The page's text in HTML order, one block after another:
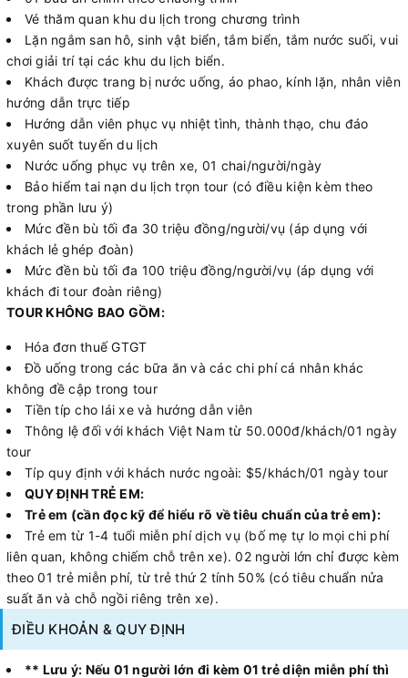
Vé thăm quan khu du lịch trong chương trình
Lặn ngắm san hô, sinh vật biển, tắm biển, tắm nước suối, vui
chơi giải trí tại các khu du lịch biển.
Khách được trang bị nước uống, áo phao, kính lặn, nhân viên
hướng dẫn trực tiếp
Hướng dẫn viên phục vụ nhiệt tình, thành thạo, chu đáo
xuyên suốt tuyến du lịch
Nước uống phục vụ trên xe, 01 chai/người/ngày
Bảo hiểm tai nạn du lịch trọn tour (có điều kiện kèm theo
trong phần lưu ý)
Mức đền bù tối đa 30 triệu đồng/người/vụ (áp dụng với
khách lẻ ghép đoàn)
Mức đền bù tối đa 100 triệu đồng/người/vụ (áp dụng với
khách đi tour đoàn riêng)
TOUR KHÔNG BAO GỒM:
Hóa đơn thuế GTGT
Đồ uống trong các bữa ăn và các chi phí cá nhân khác
không đề cập trong tour
Tiền típ cho lái xe và hướng dẫn viên
Thông lệ đối với khách Việt Nam từ 50.000đ/khách/01 ngày
tour
Típ quy định với khách nước ngoài: $5/khách/01 ngày tour
QUY ĐỊNH TRẺ EM:
Trẻ em (cần đọc kỹ để hiểu rõ về tiêu chuẩn của trẻ em):
Trẻ em từ 1-4 tuổi miễn phí dịch vụ (bố mẹ tự lo mọi chi phí
liên quan, không chiếm chỗ trên xe). 02 người lớn chỉ được kèm
theo 01 trẻ miễn phí, từ trẻ thứ 2 tính 50% (có tiêu chuẩn nửa
suất ăn và chỗ ngồi riêng trên xe).
ĐIỀU KHOẢN & QUY ĐỊNH
** Lưu ý: Nếu 01 người lớn đi kèm 01 trẻ diện miễn phí thì